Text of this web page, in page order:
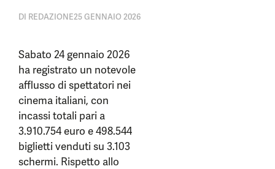
DI REDAZIONE25 GENNAIO 2026
Sabato 24 gennaio 2026
ha registrato un notevole
afflusso di spettatori nei
cinema italiani, con
incassi totali pari a
3.910.754 euro e 498.544
biglietti venduti su 3.103
schermi. Rispetto allo